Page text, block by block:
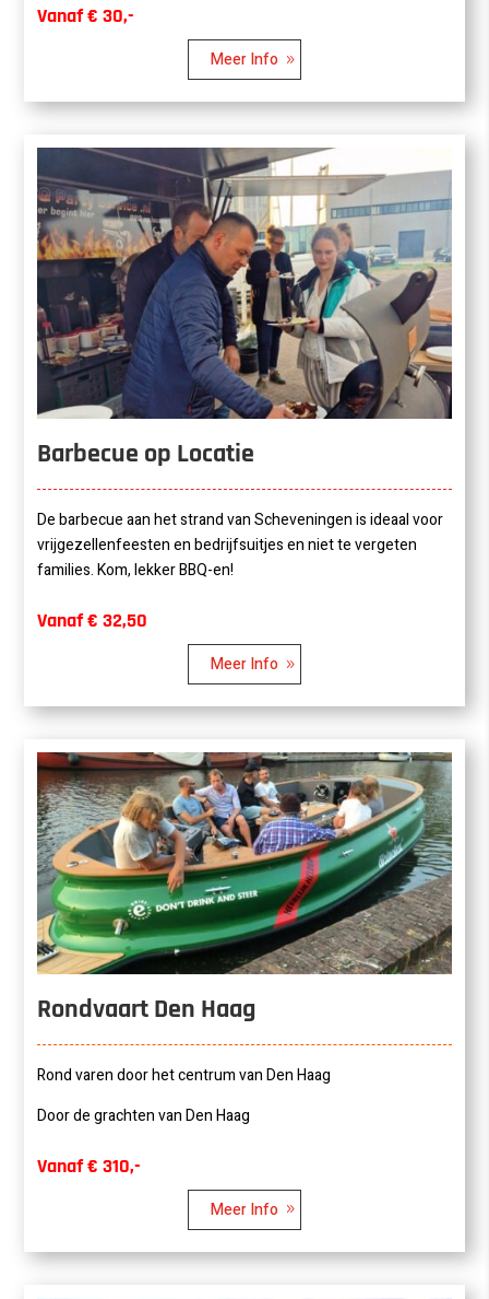
Vanaf € 30,-
Meer Info
Barbecue op Locatie
De barbecue aan het strand van Scheveningen is ideaal voor
vrijgezellenfeesten en bedrijfsuitjes en niet te vergeten
families. Kom, lekker BBQ-en!
Vanaf € 32,50
Meer Info
Rondvaart Den Haag
Rond varen door het centrum van Den Haag
Door de grachten van Den Haag
Vanaf € 310,-
Meer Info